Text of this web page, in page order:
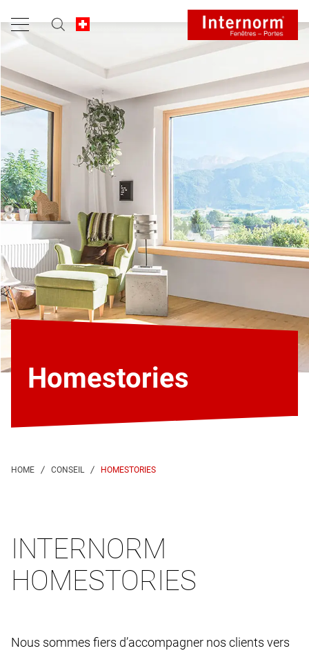
Homestories
HOMESTORIES
INTERNORM
HOMESTORIES
Nous sommes fiers d’accompagner nos clients vers